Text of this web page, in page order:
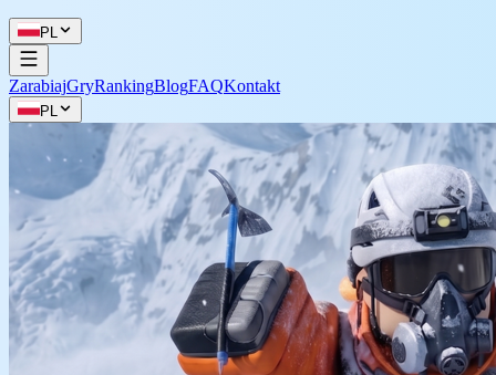
PL
ZarabiajGryRankingBlogFAQKontakt
PL